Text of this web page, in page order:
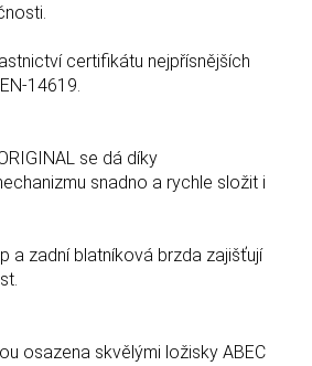
certifikátu nejpřísnějších
14619.
se dá díky
snadno a rychle složit i
a zadní blatníková brzda zajišťují
osazena skvělými ložisky ABEC